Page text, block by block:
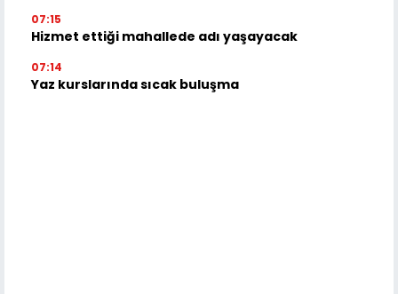
07:15
Hizmet ettiği mahallede adı yaşayacak
07:14
Yaz kurslarında sıcak buluşma